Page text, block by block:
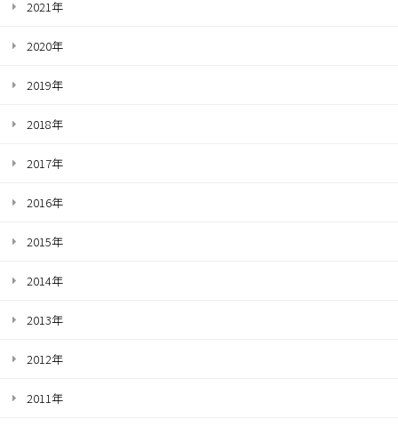
2021年
2020年
2019年
2018年
2017年
2016年
2015年
2014年
2013年
2012年
2011年